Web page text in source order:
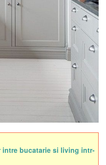
intre bucatarie si living intr-